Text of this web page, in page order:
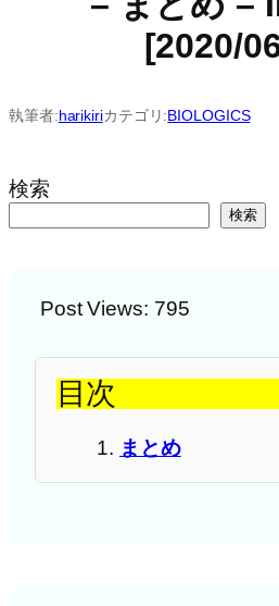
[2020/
執筆者:harikiriカテゴリ:BIOLOGICS
検索
検索
Post Views: 795
目次
まとめ